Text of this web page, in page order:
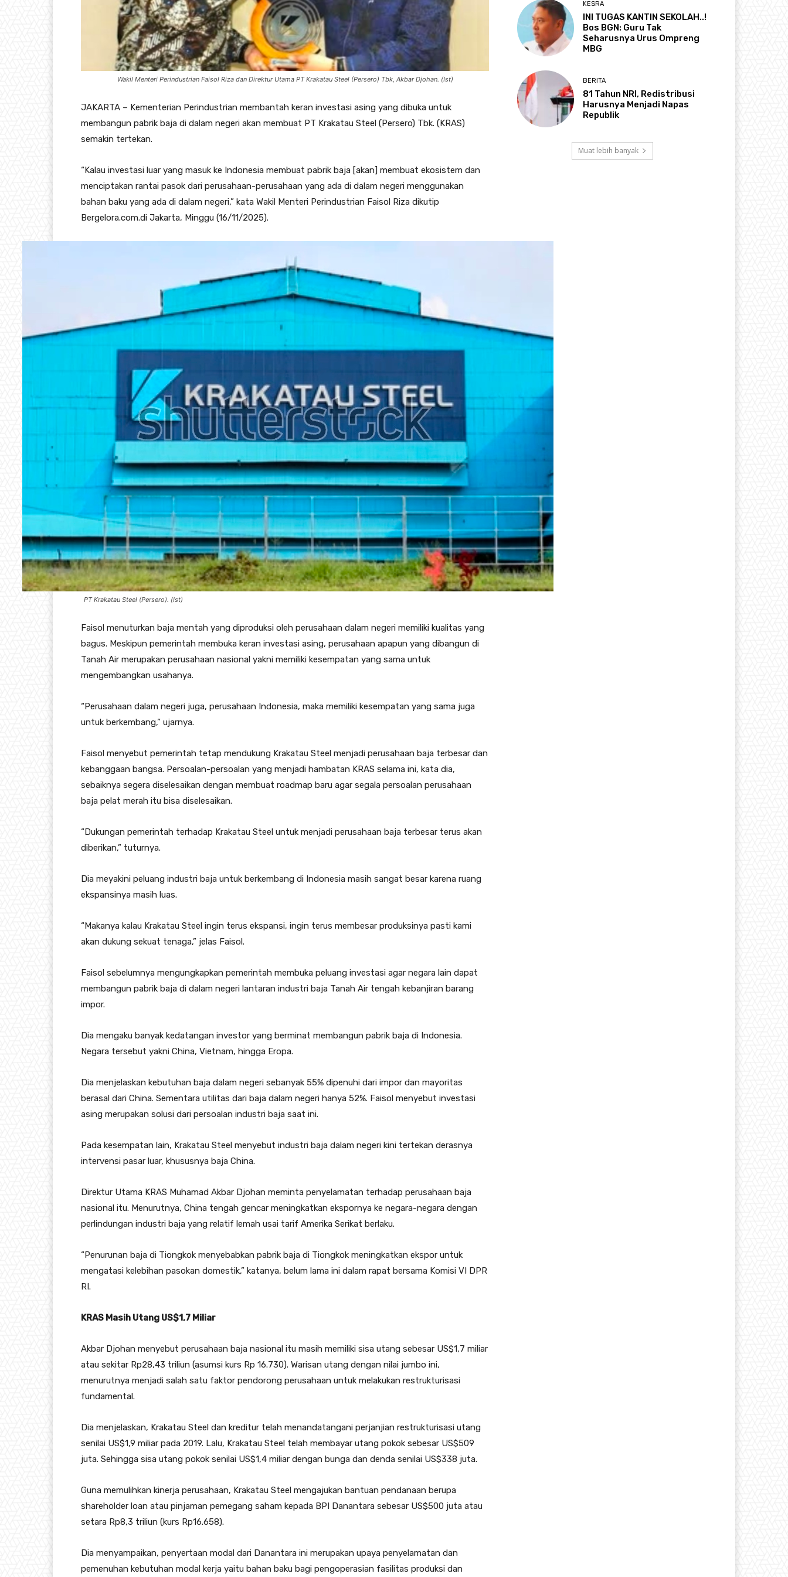
Wakil Menteri Perindustrian Faisol Riza dan Direktur Utama PT Krakatau Steel (Persero) Tbk, Akbar Djohan. (Ist)
JAKARTA – Kementerian Perindustrian membantah keran investasi asing yang dibuka untuk
membangun pabrik baja di dalam negeri akan membuat PT Krakatau Steel (Persero) Tbk. (KRAS)
semakin tertekan.
“Kalau investasi luar yang masuk ke Indonesia membuat pabrik baja [akan] membuat ekosistem dan
menciptakan rantai pasok dari perusahaan-perusahaan yang ada di dalam negeri menggunakan
bahan baku yang ada di dalam negeri,” kata Wakil Menteri Perindustrian Faisol Riza dikutip
Bergelora.com.di Jakarta, Minggu (16/11/2025).
PT Krakatau Steel (Persero). (Ist)
Faisol menuturkan baja mentah yang diproduksi oleh perusahaan dalam negeri memiliki kualitas yang
bagus. Meskipun pemerintah membuka keran investasi asing, perusahaan apapun yang dibangun di
Tanah Air merupakan perusahaan nasional yakni memiliki kesempatan yang sama untuk
mengembangkan usahanya.
“Perusahaan dalam negeri juga, perusahaan Indonesia, maka memiliki kesempatan yang sama juga
untuk berkembang,” ujarnya.
Faisol menyebut pemerintah tetap mendukung Krakatau Steel menjadi perusahaan baja terbesar dan
kebanggaan bangsa. Persoalan-persoalan yang menjadi hambatan KRAS selama ini, kata dia,
sebaiknya segera diselesaikan dengan membuat roadmap baru agar segala persoalan perusahaan
baja pelat merah itu bisa diselesaikan.
“Dukungan pemerintah terhadap Krakatau Steel untuk menjadi perusahaan baja terbesar terus akan
diberikan,” tuturnya.
Dia meyakini peluang industri baja untuk berkembang di Indonesia masih sangat besar karena ruang
ekspansinya masih luas.
“Makanya kalau Krakatau Steel ingin terus ekspansi, ingin terus membesar produksinya pasti kami
akan dukung sekuat tenaga,” jelas Faisol.
Faisol sebelumnya mengungkapkan pemerintah membuka peluang investasi agar negara lain dapat
membangun pabrik baja di dalam negeri lantaran industri baja Tanah Air tengah kebanjiran barang
impor.
Dia mengaku banyak kedatangan investor yang berminat membangun pabrik baja di Indonesia.
Negara tersebut yakni China, Vietnam, hingga Eropa.
Dia menjelaskan kebutuhan baja dalam negeri sebanyak 55% dipenuhi dari impor dan mayoritas
berasal dari China. Sementara utilitas dari baja dalam negeri hanya 52%. Faisol menyebut investasi
asing merupakan solusi dari persoalan industri baja saat ini.
Pada kesempatan lain, Krakatau Steel menyebut industri baja dalam negeri kini tertekan derasnya
intervensi pasar luar, khususnya baja China.
Direktur Utama KRAS Muhamad Akbar Djohan meminta penyelamatan terhadap perusahaan baja
nasional itu. Menurutnya, China tengah gencar meningkatkan ekspornya ke negara-negara dengan
perlindungan industri baja yang relatif lemah usai tarif Amerika Serikat berlaku.
“Penurunan baja di Tiongkok menyebabkan pabrik baja di Tiongkok meningkatkan ekspor untuk
mengatasi kelebihan pasokan domestik,” katanya, belum lama ini dalam rapat bersama Komisi VI DPR
RI.
KRAS Masih Utang US$1,7 Miliar
Akbar Djohan menyebut perusahaan baja nasional itu masih memiliki sisa utang sebesar US$1,7 miliar
atau sekitar Rp28,43 triliun (asumsi kurs Rp 16.730). Warisan utang dengan nilai jumbo ini,
menurutnya menjadi salah satu faktor pendorong perusahaan untuk melakukan restrukturisasi
fundamental.
Dia menjelaskan, Krakatau Steel dan kreditur telah menandatangani perjanjian restrukturisasi utang
senilai US$1,9 miliar pada 2019. Lalu, Krakatau Steel telah membayar utang pokok sebesar US$509
juta. Sehingga sisa utang pokok senilai US$1,4 miliar dengan bunga dan denda senilai US$338 juta.
Guna memulihkan kinerja perusahaan, Krakatau Steel mengajukan bantuan pendanaan berupa
shareholder loan atau pinjaman pemegang saham kepada BPI Danantara sebesar US$500 juta atau
setara Rp8,3 triliun (kurs Rp16.658).
Dia menyampaikan, penyertaan modal dari Danantara ini merupakan upaya penyelamatan dan
pemenuhan kebutuhan modal kerja yaitu bahan baku bagi pengoperasian fasilitas produksi dan
KESRA
INI TUGAS KANTIN SEKOLAH..!
Bos BGN: Guru Tak
Seharusnya Urus Ompreng
MBG
BERITA
81 Tahun NRI, Redistribusi
Harusnya Menjadi Napas
Republik
Muat lebih banyak